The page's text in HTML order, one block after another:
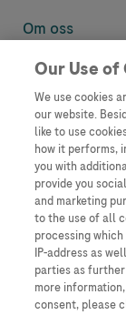
Om oss
Denne nettsiden
informasjon som
Vennligst vær
informasjon som
prosess,
Roche har ikke
vil fjerne
Vi har ikke ansvar
Kopiering av
tillatt uten avtale.
innhold er merket.
Dette nettstedet
Our Use of
We use cookies
our website.
like to use
how it performs,
you with
provide you
and marketing
to the use of all
processing
IP-address as
parties as
more
consent, please